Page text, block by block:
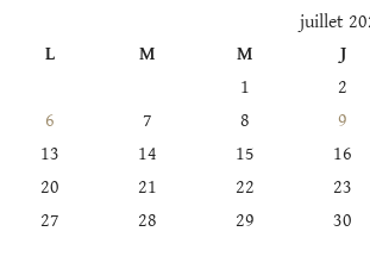
juillet
L
M M J
1
2
6
7 8 9
13
14 15 16
20
21 22 23
27
28 29 30